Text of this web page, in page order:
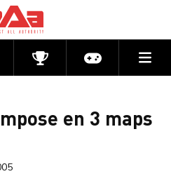
CompétitionsActu jeux
en 3 maps